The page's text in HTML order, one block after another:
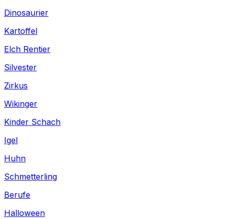
Dinosaurier
Kartoffel
Elch Rentier
Silvester
Zirkus
Wikinger
Kinder Schach
Igel
Huhn
Schmetterling
Berufe
Halloween